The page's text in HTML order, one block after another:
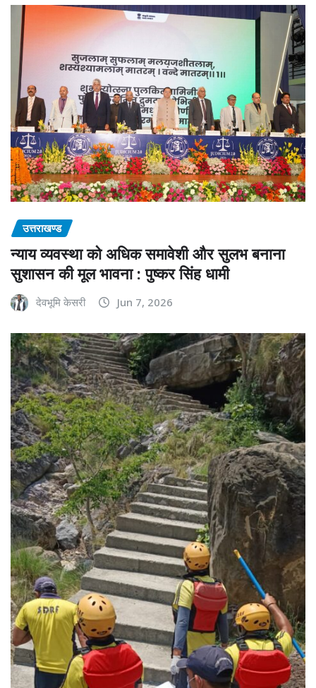
उत्तराखण्ड
न्याय व्यवस्था को अधिक समावेशी और सुलभ बनाना
सुशासन की मूल भावना : पुष्कर सिंह धामी
देवभूमि केसरी Jun 7, 2026